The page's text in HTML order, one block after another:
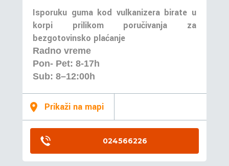
Isporuku guma kod vulkanizera birate u
korpi prilikom poručivanja za
bezgotovinsko plaćanje
Radno vreme
Pon- Pet: 8-17h
Sub: 8–12:00h
Prikaži na mapi
024566226